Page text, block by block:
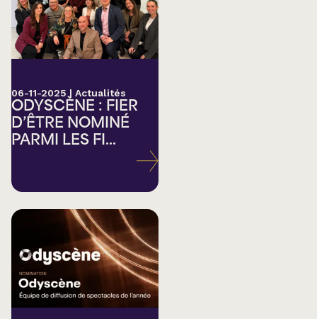
06-11-2025 | Actualités
ODYSCÈNE : FIER
D’ÊTRE NOMINÉ
PARMI LES FI...